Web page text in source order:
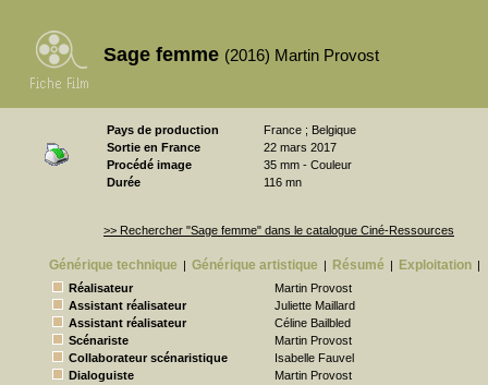
Sage femme (2016) Martin Provost
Pays de production
France ; Belgique
Sortie en France
22 mars 2017
Procédé image
35 mm - Couleur
Durée
116 mn
>> Rechercher "Sage femme" dans le catalogue Ciné-Ressources
Générique technique | Générique artistique | Résumé | Exploitation |
Réalisateur
Martin Provost
Assistant réalisateur
Juliette Maillard
Assistant réalisateur
Céline Bailbled
Scénariste
Martin Provost
Collaborateur scénaristique
Isabelle Fauvel
Dialoguiste
Martin Provost